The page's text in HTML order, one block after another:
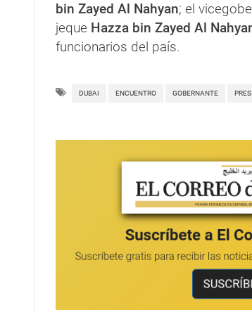
bin Zayed Al Nahyan; el
jeque Hazza bin Zayed Al
funcionarios del país.
DUBAI ENCUENTRO GOBERNANTE